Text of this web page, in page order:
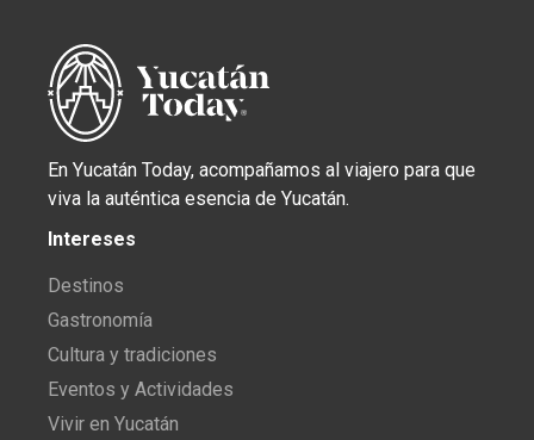
En Yucatán Today, acompañamos al viajero para que
viva la auténtica esencia de Yucatán.
Intereses
Destinos
Gastronomía
Cultura y tradiciones
Eventos y Actividades
Vivir en Yucatán